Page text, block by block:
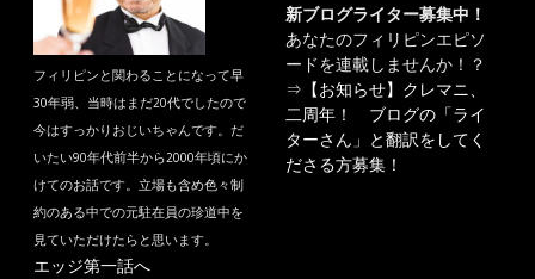
フィリピンと関わることになって早
30年弱、当時はまだ20代でしたので
今はすっかりおじいちゃんです。だ
いたい90年代前半から2000年頃にか
けてのお話です。立場も含め色々制
約のある中での元駐在員の珍道中を
見ていただけたらと思います。
エッジ第一話へ
新ブログライター募集中！
あなたのフィリピンエピソ
ードを連載しませんか！？
⇒ 【お知らせ】クレマニ、
二周年！ ブログの「ライ
ターさん」と翻訳をしてく
ださる方募集！